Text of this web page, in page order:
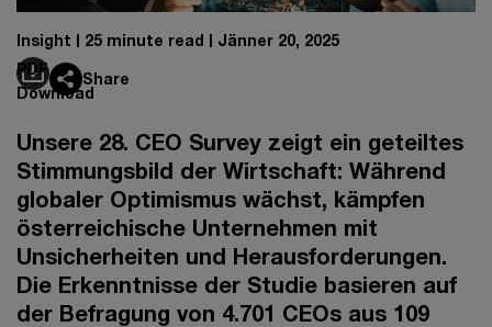
Insight 25 minute read
Jänner 20, 2025
PDF
Download
Share
Unsere 28. CEO Survey zeigt ein geteiltes
Stimmungsbild der Wirtschaft: Während
globaler Optimismus wächst, kämpfen
österreichische Unternehmen mit
Unsicherheiten und Herausforderungen.
Die Erkenntnisse der Studie basieren auf
der Befragung von 4.701 CEOs aus 109